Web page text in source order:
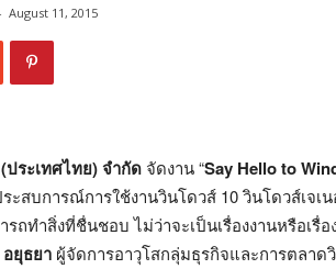
August 11, 2015
ระเทศไทย) จำกัด จัดงาน “Say Hello to
ะสบการณ์การใช้งานวินโดวส์ 10 วินโดวส์เจเ
ถทำสิ่งที่ชื่นชอบ ไม่ว่าจะเป็นเรื่องงานหรือเ
ยุธยา ผู้จัดการอาวุโสกลุ่มธุรกิจและการตลาด